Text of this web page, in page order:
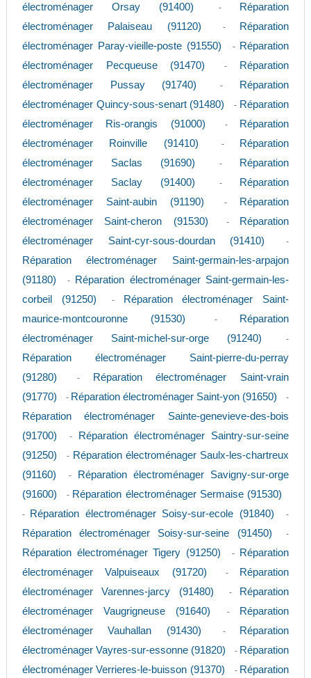
électroménager Orsay (91400)
-
Réparation
électroménager Palaiseau (91120)
-
Réparation
électroménager Paray-vieille-poste (91550)
- Réparation
électroménager Pecqueuse (91470)
-
Réparation
électroménager Pussay (91740)
-
Réparation
électroménager Quincy-sous-senart (91480)
- Réparation
électroménager Ris-orangis (91000)
-
Réparation
électroménager Roinville (91410)
-
Réparation
électroménager Saclas (91690)
-
Réparation
électroménager Saclay (91400)
-
Réparation
électroménager Saint-aubin (91190)
-
Réparation
électroménager Saint-cheron (91530)
-
Réparation
électroménager Saint-cyr-sous-dourdan (91410)
-
Réparation électroménager Saint-germain-les-arpajon
(91180)
-
Réparation électroménager Saint-germain-les-
corbeil (91250)
-
Réparation électroménager Saint-
maurice-montcouronne (91530)
-
Réparation
électroménager Saint-michel-sur-orge (91240)
-
Réparation électroménager Saint-pierre-du-perray
(91280)
-
Réparation électroménager Saint-vrain
(91770)
- Réparation électroménager Saint-yon (91650) -
Réparation électroménager Sainte-genevieve-des-bois
(91700)
-
Réparation électroménager Saintry-sur-seine
(91250)
- Réparation électroménager Saulx-les-chartreux
(91160)
-
Réparation électroménager Savigny-sur-orge
(91600)
- Réparation électroménager Sermaise (91530)
- Réparation électroménager Soisy-sur-ecole (91840) -
Réparation électroménager Soisy-sur-seine (91450) -
Réparation électroménager Tigery (91250) -
Réparation
électroménager Valpuiseaux (91720)
-
Réparation
électroménager Varennes-jarcy (91480)
-
Réparation
électroménager Vaugrigneuse (91640)
-
Réparation
électroménager Vauhallan (91430)
-
Réparation
électroménager Vayres-sur-essonne (91820)
- Réparation
électroménager Verrieres-le-buisson (91370)
- Réparation